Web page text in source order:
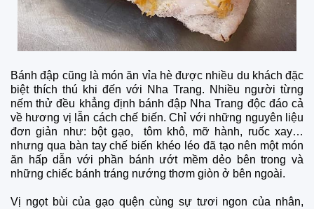
Bánh đập cũng là món ăn vỉa hè được nhiều du khách đặc
biệt thích thú khi đến với Nha Trang. Nhiều người từng
nếm thử đều khẳng định bánh đập Nha Trang độc đáo cả
về hương vị lẫn cách chế biến. Chỉ với những nguyên liệu
đơn giản như: bột gạo, tôm khô, mỡ hành, ruốc xay…
nhưng qua bàn tay chế biến khéo léo đã tạo nên một món
ăn hấp dẫn với phần bánh ướt mềm dẻo bên trong và
những chiếc bánh tráng nướng thơm giòn ở bên ngoài.
Vị ngọt bùi của gạo quện cùng sự tươi ngon của nhân,